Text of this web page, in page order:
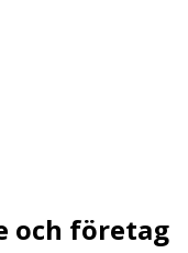
och företag